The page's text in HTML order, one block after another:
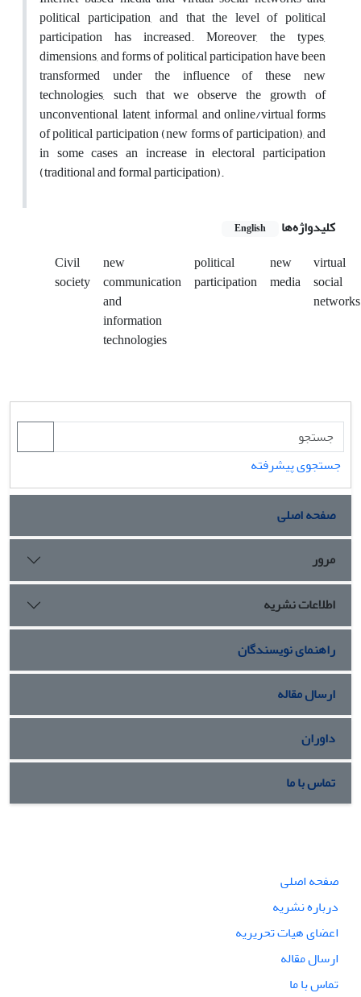
political participation, and that the level of political
participation has increased. Moreover, the types,
dimensions, and forms of political participation have been
transformed under the influence of these new
technologies, such that we observe the growth of
unconventional, latent, informal, and online/virtual forms
of political participation (new forms of participation), and
in some cases an increase in electoral participation
(traditional and formal participation).
کلیدواژه‌ها English
Civil
society
new
communication
and
information
technologies
political
participation
new
media
virtual
social
networks
جستجوی پیشرفته
صفحه اصلی
مرور
اطلاعات نشریه
راهنمای نویسندگان
ارسال مقاله
داوران
تماس با ما
صفحه اصلی
درباره نشریه
اعضای هیات تحریریه
ارسال مقاله
تماس با ما